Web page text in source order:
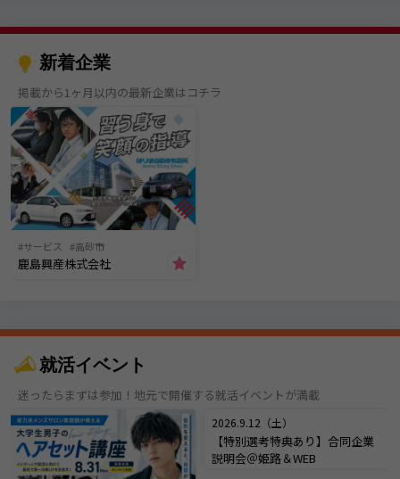
新着企業
掲載から1ヶ月以内の最新企業はコチラ
サービス 高砂市
鹿島興産株式会社
就活イベント
迷ったらまずは参加！地元で開催する就活イベントが満載